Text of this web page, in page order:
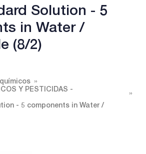
Solution - 5
in Water /
(8/2)
Y PESTICIDAS -
- 5 components in Water /